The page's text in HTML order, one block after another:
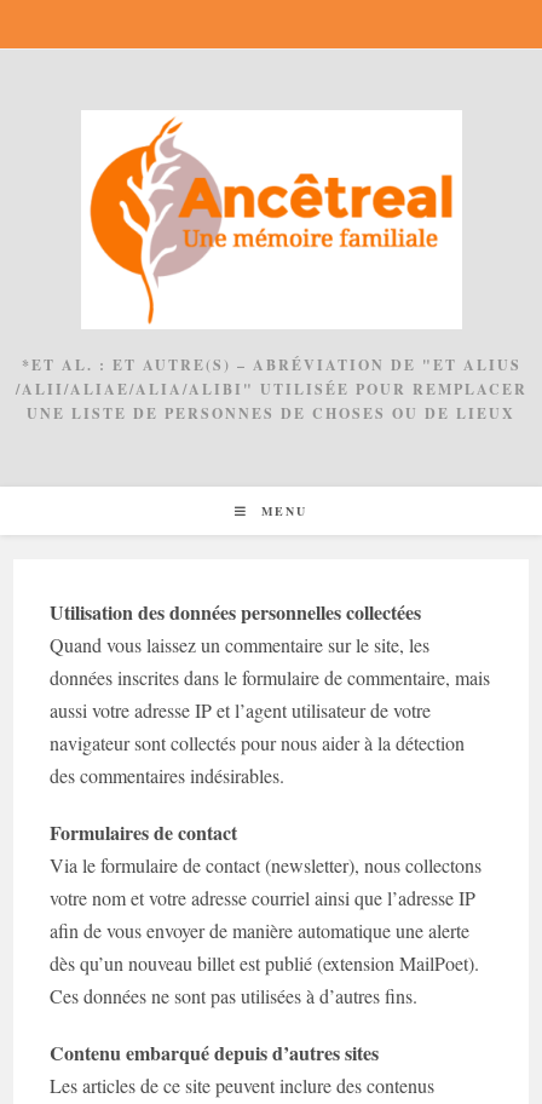
*ET AL. : ET AUTRE(S) – ABRÉVIATION DE "ET ALIUS
/ALII/ALIAE/ALIA/ALIBI" UTILISÉE POUR REMPLACER
UNE LISTE DE PERSONNES DE CHOSES OU DE LIEUX
MENU
Utilisation des données personnelles collectées
Quand vous laissez un commentaire sur le site, les
données inscrites dans le formulaire de commentaire, mais
aussi votre adresse IP et l’agent utilisateur de votre
navigateur sont collectés pour nous aider à la détection
des commentaires indésirables.
Formulaires de contact
Via le formulaire de contact (newsletter), nous collectons
votre nom et votre adresse courriel ainsi que l’adresse IP
afin de vous envoyer de manière automatique une alerte
dès qu’un nouveau billet est publié (extension MailPoet).
Ces données ne sont pas utilisées à d’autres fins.
Contenu embarqué depuis d’autres sites
Les articles de ce site peuvent inclure des contenus